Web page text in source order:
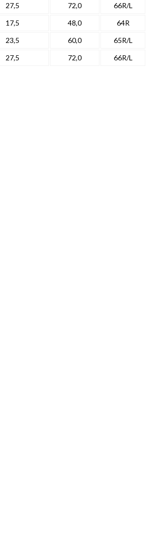
27,5 72,0
66R/L
17,5 48,0
64R
23,5 60,0
65R/L
27,5 72,0 66R/L